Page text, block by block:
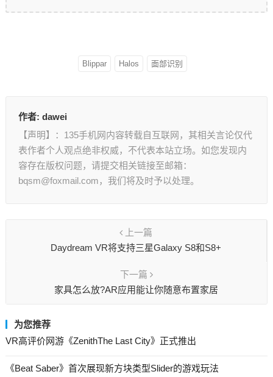
Blippar Halos 面部识别
作者: dawei
【声明】：135手机网内容转载自互联网，其相关言论仅代
表作者个人观点绝非权威，不代表本站立场。如您发现内
容存在版权问题，请提交相关链接至邮箱：
bqsm@foxmail.com，我们将及时予以处理。
上一篇
Daydream VR将支持三星Galaxy S8和S8+
下一篇
家具怎么放?AR应用能让你随意布置家居
为您推荐
VR高评价网游《ZenithThe Last City》正式推出
《Beat Saber》首次展现新方块类型Slider的游戏玩法